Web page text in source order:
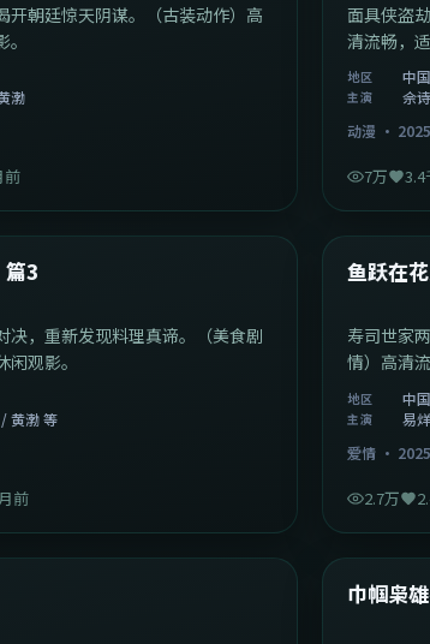
开朝廷惊天阴谋。（古装动作）高
渤
前
面具侠盗
清流畅，
地区 中
主演
佘
动漫 · 2025
7万 3.4
1:02:40
3
决，重新发现料理真谛。（美食剧
观影。
黄渤 等
前
最新
中国大陆
鱼跃在
寿司世家
情）高清
地区 中
主演
易
爱情· 2025
2.7万
1:46:58
最新
中国香港
巾帼枭